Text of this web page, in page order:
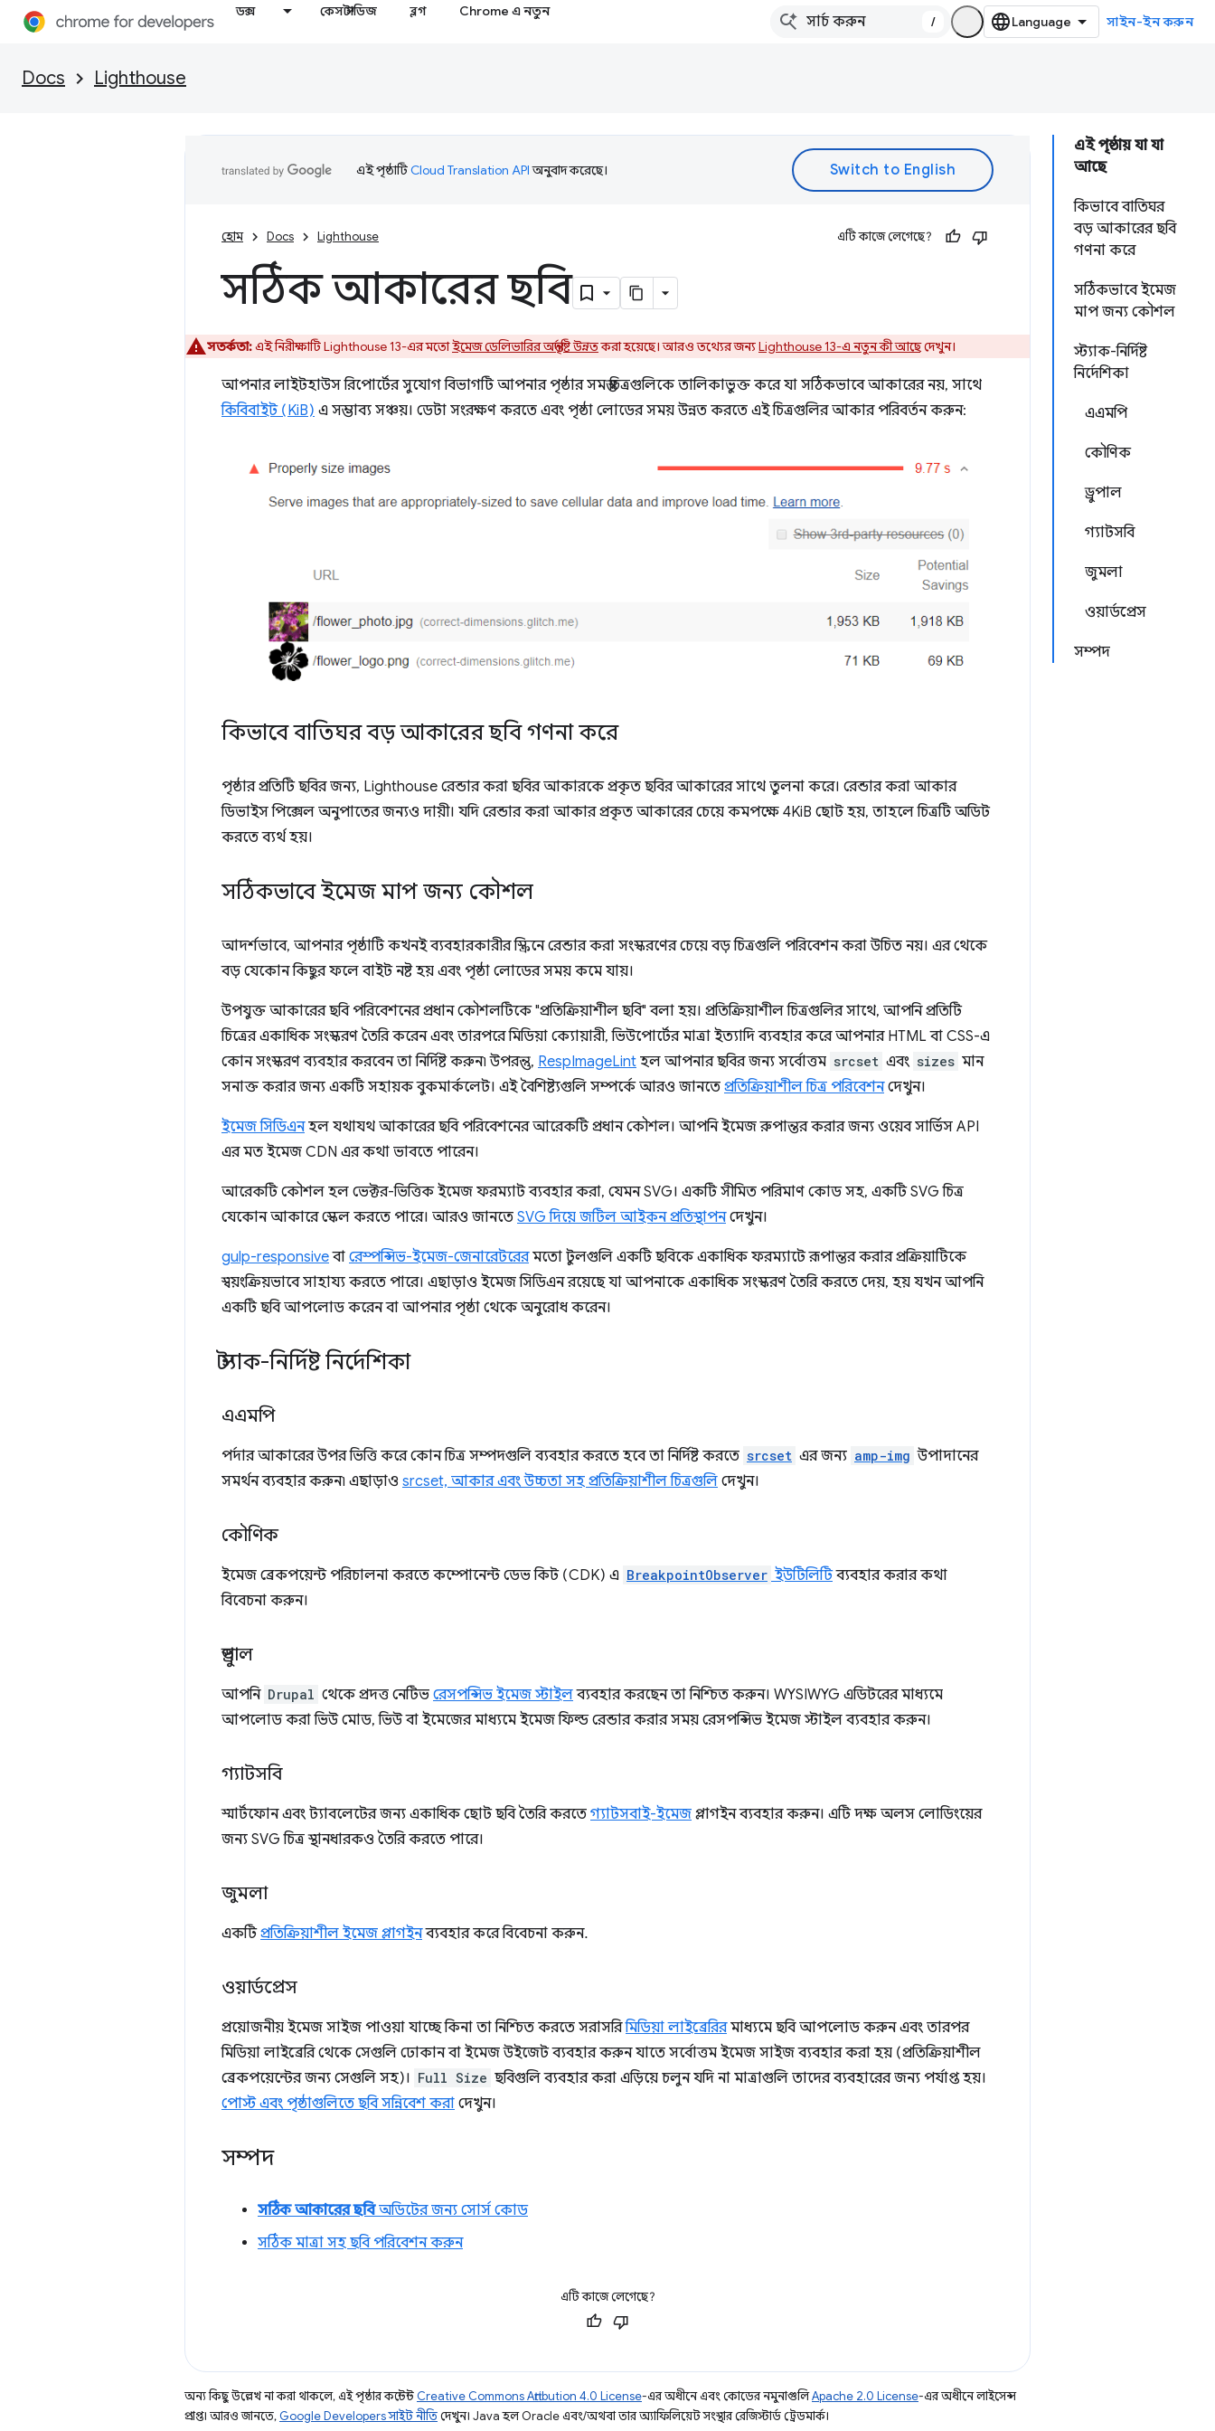
ডক্স কেস স্টাডিজ ব্লগ Chrome এ নতুন
/ সাইন-ইন করুন
Docs Lighthouse
এই পৃষ্ঠায় যা যা
আছে
কিভাবে বাতিঘর
বড় আকারের ছবি
গণনা করে
সঠিকভাবে ইমেজ
মাপ জন্য কৌশল
স্ট্যাক-নির্দিষ্ট
নির্দেশিকা
এএমপি
কৌণিক
ড্রুপাল
গ্যাটসবি
জুমলা
ওয়ার্ডপ্রেস
সম্পদ
এই পৃষ্ঠাটিCloud Translation APIঅনুবাদ করেছে।
হোম Docs Lighthouse এটি কাজে লেগেছে?
সঠিক আকারের ছবি
সতর্কতা:এই নিরীক্ষাটি Lighthouse 13-এর মতোইমেজ ডেলিভারির অন্তর্দৃষ্টি উন্নতকরা হয়েছে। আরও তথ্যের জন্যLighthouse 13-এ নতুন কী আছেদেখুন।
আপনার লাইটহাউস রিপোর্টের সুযোগ বিভাগটি আপনার পৃষ্ঠার সমস্ত চিত্রগুলিকে তালিকাভুক্ত করে যা সঠিকভাবে আকারের নয়, সাথে
কিবিবাইট (KiB) এ সম্ভাব্য সঞ্চয়। ডেটা সংরক্ষণ করতে এবং পৃষ্ঠা লোডের সময় উন্নত করতে এই চিত্রগুলির আকার পরিবর্তন করুন:
কিভাবে বাতিঘর বড় আকারের ছবি গণনা করে
পৃষ্ঠার প্রতিটি ছবির জন্য, Lighthouse রেন্ডার করা ছবির আকারকে প্রকৃত ছবির আকারের সাথে তুলনা করে। রেন্ডার করা আকার
ডিভাইস পিক্সেল অনুপাতের জন্যও দায়ী। যদি রেন্ডার করা আকার প্রকৃত আকারের চেয়ে কমপক্ষে 4KiB ছোট হয়, তাহলে চিত্রটি অডিট
করতে ব্যর্থ হয়।
সঠিকভাবে ইমেজ মাপ জন্য কৌশল
আদর্শভাবে, আপনার পৃষ্ঠাটি কখনই ব্যবহারকারীর স্ক্রিনে রেন্ডার করা সংস্করণের চেয়ে বড় চিত্রগুলি পরিবেশন করা উচিত নয়। এর থেকে
বড় যেকোন কিছুর ফলে বাইট নষ্ট হয় এবং পৃষ্ঠা লোডের সময় কমে যায়।
উপযুক্ত আকারের ছবি পরিবেশনের প্রধান কৌশলটিকে "প্রতিক্রিয়াশীল ছবি" বলা হয়। প্রতিক্রিয়াশীল চিত্রগুলির সাথে, আপনি প্রতিটি
চিত্রের একাধিক সংস্করণ তৈরি করেন এবং তারপরে মিডিয়া ক্যোয়ারী, ভিউপোর্টের মাত্রা ইত্যাদি ব্যবহার করে আপনার HTML বা CSS-এ
কোন সংস্করণ ব্যবহার করবেন তা নির্দিষ্ট করুন৷ উপরন্তু, RespImageLint হল আপনার ছবির জন্য সর্বোত্তম srcset এবং sizes মান
সনাক্ত করার জন্য একটি সহায়ক বুকমার্কলেট। এই বৈশিষ্ট্যগুলি সম্পর্কে আরও জানতে প্রতিক্রিয়াশীল চিত্র পরিবেশনদেখুন।
ইমেজ সিডিএনহল যথাযথ আকারের ছবি পরিবেশনের আরেকটি প্রধান কৌশল। আপনি ইমেজ রুপান্তর করার জন্য ওয়েব সার্ভিস API
এর মত ইমেজ CDN এর কথা ভাবতে পারেন।
আরেকটি কৌশল হল ভেক্টর-ভিত্তিক ইমেজ ফরম্যাট ব্যবহার করা, যেমন SVG। একটি সীমিত পরিমাণ কোড সহ, একটি SVG চিত্র
যেকোন আকারে স্কেল করতে পারে। আরও জানতে SVG দিয়ে জটিল আইকন প্রতিস্থাপনদেখুন।
gulp-responsiveবা রেস্পন্সিভ-ইমেজ-জেনারেটরেরমতো টুলগুলি একটি ছবিকে একাধিক ফরম্যাটে রূপান্তর করার প্রক্রিয়াটিকে
স্বয়ংক্রিয়ভাবে সাহায্য করতে পারে। এছাড়াও ইমেজ সিডিএন রয়েছে যা আপনাকে একাধিক সংস্করণ তৈরি করতে দেয়, হয় যখন আপনি
একটি ছবি আপলোড করেন বা আপনার পৃষ্ঠা থেকে অনুরোধ করেন।
স্ট্যাক-নির্দিষ্ট নির্দেশিকা
এএমপি
পর্দার আকারের উপর ভিত্তি করে কোন চিত্র সম্পদগুলি ব্যবহার করতে হবে তা নির্দিষ্ট করতে srcset এর জন্য amp-img উপাদানের
সমর্থন ব্যবহার করুন৷ এছাড়াও srcset, আকার এবং উচ্চতা সহ প্রতিক্রিয়াশীল চিত্রগুলি দেখুন।
কৌণিক
ইমেজ ব্রেকপয়েন্ট পরিচালনা করতে কম্পোনেন্ট ডেভ কিট (CDK) এ BreakpointObserver ইউটিলিটিব্যবহার করার কথা
বিবেচনা করুন।
ড্রুপাল
আপনি Drupal থেকে প্রদত্ত নেটিভ রেসপন্সিভ ইমেজ স্টাইলব্যবহার করছেন তা নিশ্চিত করুন। WYSIWYG এডিটরের মাধ্যমে
আপলোড করা ভিউ মোড, ভিউ বা ইমেজের মাধ্যমে ইমেজ ফিল্ড রেন্ডার করার সময় রেসপন্সিভ ইমেজ স্টাইল ব্যবহার করুন।
গ্যাটসবি
স্মার্টফোন এবং ট্যাবলেটের জন্য একাধিক ছোট ছবি তৈরি করতে গ্যাটসবাই-ইমেজ প্লাগইন ব্যবহার করুন। এটি দক্ষ অলস লোডিংয়ের
জন্য SVG চিত্র স্থানধারকও তৈরি করতে পারে।
জুমলা
একটিপ্রতিক্রিয়াশীল ইমেজ প্লাগইনব্যবহার করে বিবেচনা করুন.
ওয়ার্ডপ্রেস
প্রয়োজনীয় ইমেজ সাইজ পাওয়া যাচ্ছে কিনা তা নিশ্চিত করতে সরাসরিমিডিয়া লাইব্রেরিরমাধ্যমে ছবি আপলোড করুন এবং তারপর
মিডিয়া লাইব্রেরি থেকে সেগুলি ঢোকান বা ইমেজ উইজেট ব্যবহার করুন যাতে সর্বোত্তম ইমেজ সাইজ ব্যবহার করা হয় (প্রতিক্রিয়াশীল
ব্রেকপয়েন্টের জন্য সেগুলি সহ)। Full Size ছবিগুলি ব্যবহার করা এড়িয়ে চলুন যদি না মাত্রাগুলি তাদের ব্যবহারের জন্য পর্যাপ্ত হয়।
পোস্ট এবং পৃষ্ঠাগুলিতে ছবি সন্নিবেশ করা দেখুন।
সম্পদ
সঠিক আকারের ছবিঅডিটের জন্য সোর্স কোড
সঠিক মাত্রা সহ ছবি পরিবেশন করুন
এটি কাজে লেগেছে?
অন্য কিছু উল্লেখ না করা থাকলে, এই পৃষ্ঠার কন্টেন্ট Creative Commons Attribution 4.0 License-এর অধীনে এবং কোডের নমুনাগুলিApache 2.0 License-এর অধীনে লাইসেন্স
প্রাপ্ত। আরও জানতে, Google Developers সাইট নীতিদেখুন। Java হল Oracle এবং/অথবা তার অ্যাফিলিয়েট সংস্থার রেজিস্টার্ড ট্রেডমার্ক।